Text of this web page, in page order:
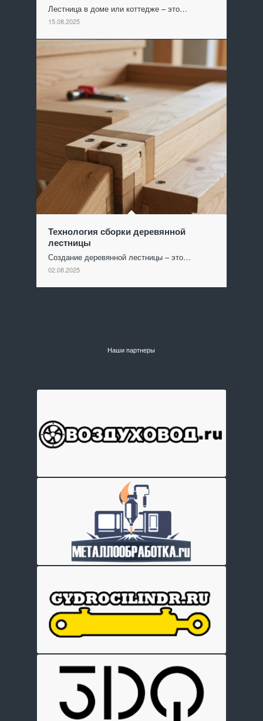
Лестница в доме или коттедже – это…
15.08.2025
Технология сборки деревянной
лестницы
Создание деревянной лестницы – это…
02.08.2025
Наши партнеры